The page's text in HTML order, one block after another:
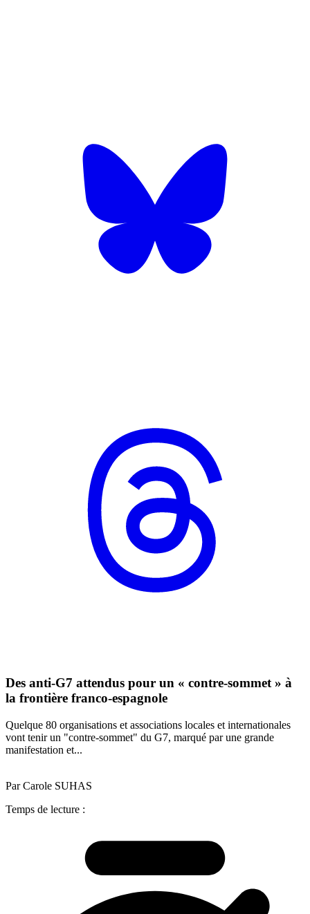
Des anti-G7 attendus pour un « contre-sommet » à
la frontière franco-espagnole
Quelque 80 organisations et associations locales et internationales
vont tenir un "contre-sommet" du G7, marqué par une grande
manifestation et...
Par Carole SUHAS
Temps de lecture :